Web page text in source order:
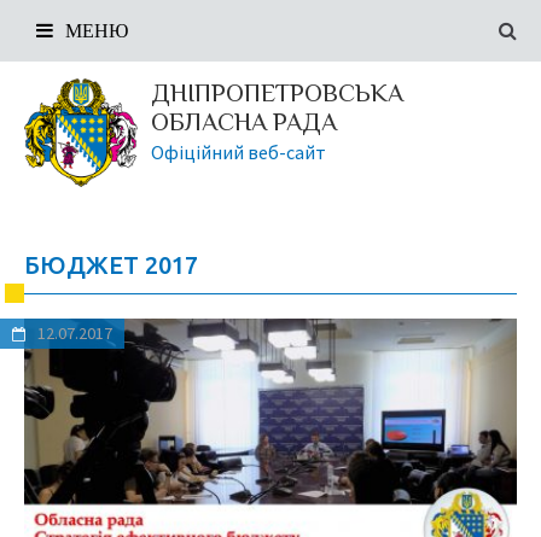
ДНІПРОПЕТРОВСЬКА
ОБЛАСНА РАДА
Офіційний веб-сайт
МЕНЮ
БЮДЖЕТ 2017
12.07.2017